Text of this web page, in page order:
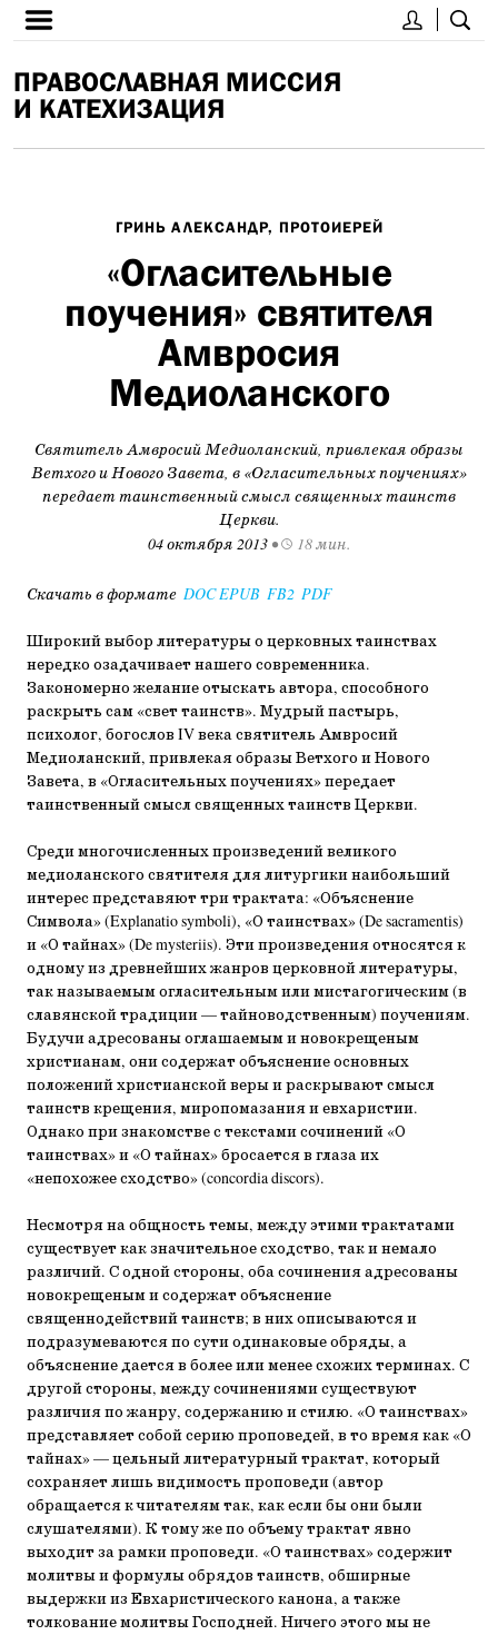
ПРАВОСЛАВНАЯ МИССИЯ
И КАТЕХИЗАЦИЯ
ГРИНЬ АЛЕКСАНДР, ПРОТОИЕРЕЙ
«Огласительные
поучения» святителя
Амвросия
Медиоланского
Святитель Амвросий Медиоланский, привлекая образы
Ветхого и Нового Завета, в «Огласительных поучениях»
передает таинственный смысл священных таинств
Церкви.
04 октября 2013• 18 мин.
Скачать в формате DOCEPUB FB2 PDF
Широкий выбор литературы о церковных таинствах
нередко озадачивает нашего современника.
Закономерно желание отыскать автора, способного
раскрыть сам «свет таинств». Мудрый пастырь,
психолог, богослов IV века святитель Амвросий
Медиоланский, привлекая образы Ветхого и Нового
Завета, в «Огласительных поучениях» передает
таинственный смысл священных таинств Церкви.
Среди многочисленных произведений великого
медиоланского святителя для литургики наибольший
интерес представяют три трактата: «Объяснение
Символа» (Explanatio symboli), «О таинствах» (De sacramentis)
и «О тайнах» (De mysteriis). Эти произведения относятся к
одному из древнейших жанров церковной литературы,
так называемым огласительным или мистагогическим (в
славянской традиции — тайноводственным) поучениям.
Будучи адресованы оглашаемым и новокрещеным
христианам, они содержат объяснение основных
положений христианской веры и раскрывают смысл
таинств крещения, миропомазания и евхаристии.
Однако при знакомстве с текстами сочинений «О
таинствах» и «О тайнах» бросается в глаза их
«непохожее сходство» (concordia discors).
Несмотря на общность темы, между этими трактатами
существует как значительное сходство, так и немало
различий. С одной стороны, оба сочинения адресованы
новокрещеным и содержат объяснение
священнодействий таинств; в них описываются и
подразумеваются по сути одинаковые обряды, а
объяснение дается в более или менее схожих терминах. С
другой стороны, между сочинениями существуют
различия по жанру, содержанию и стилю. «О таинствах»
представляет собой серию проповедей, в то время как «О
тайнах» — цельный литературный трактат, который
сохраняет лишь видимость проповеди (автор
обращается к читателям так, как если бы они были
слушателями). К тому же по объему трактат явно
выходит за рамки проповеди. «О таинствах» содержит
молитвы и формулы обрядов таинств, обширные
выдержки из Евхаристического канона, а также
толкование молитвы Господней. Ничего этого мы не